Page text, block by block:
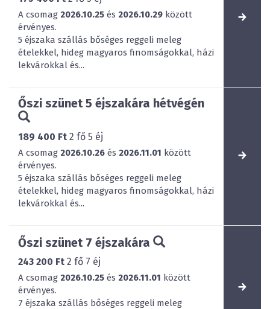
A csomag 2026.10.25 és 2026.10.29 között
érvényes.
5 éjszaka szállás bőséges reggeli meleg
ételekkel, hideg magyaros finomságokkal, házi
lekvárokkal és...
Őszi szünet 5 éjszakára hétvégén
189 400 Ft 2 fő 5 éj
A csomag 2026.10.26 és 2026.11.01 között
érvényes.
5 éjszaka szállás bőséges reggeli meleg
ételekkel, hideg magyaros finomságokkal, házi
lekvárokkal és...
Őszi szünet 7 éjszakára
243 200 Ft 2 fő 7 éj
A csomag 2026.10.25 és 2026.11.01 között
érvényes.
7 éjszaka szállás bőséges reggeli meleg